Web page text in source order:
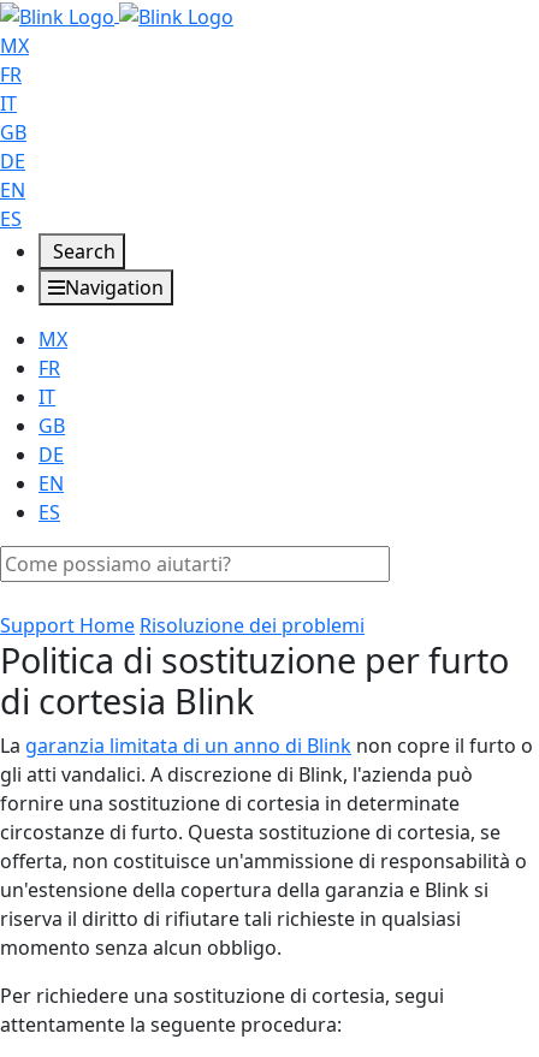
MX
FR
IT
GB
DE
EN
ES
Search
Navigation
MX
FR
IT
GB
DE
EN
ES
Support Home Risoluzione dei problemi
Politica di sostituzione per furto
di cortesia Blink
La garanzia limitata di un anno di Blink non copre il furto o
gli atti vandalici. A discrezione di Blink, l'azienda può
fornire una sostituzione di cortesia in determinate
circostanze di furto. Questa sostituzione di cortesia, se
offerta, non costituisce un'ammissione di responsabilità o
un'estensione della copertura della garanzia e Blink si
riserva il diritto di rifiutare tali richieste in qualsiasi
momento senza alcun obbligo.
Per richiedere una sostituzione di cortesia, segui
attentamente la seguente procedura: